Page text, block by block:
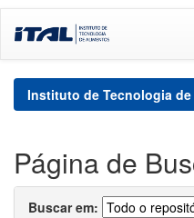
navigation
Instituto de Tecnologia
Página de
Buscar em: